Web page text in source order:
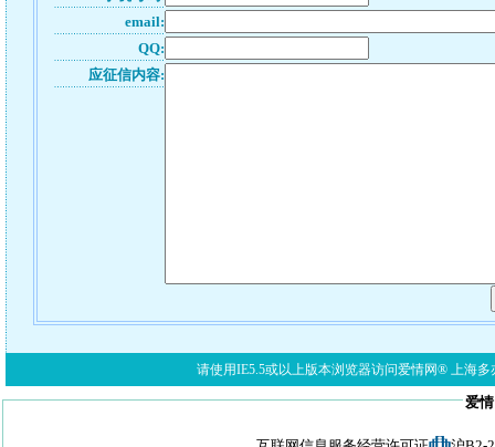
email:
QQ:
应征信内容:
请使用IE5.5或以上版本浏览器访问爱情网® 上海多
爱